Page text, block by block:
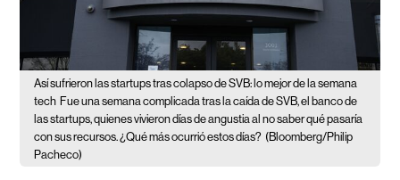
Así sufrieron las startups tras colapso de SVB: lo mejor de la semana
tech Fue una semana complicada tras la caída de SVB, el banco de
las startups, quienes vivieron días de angustia al no saber qué pasaría
con sus recursos. ¿Qué más ocurrió estos días? (Bloomberg/Philip
Pacheco)